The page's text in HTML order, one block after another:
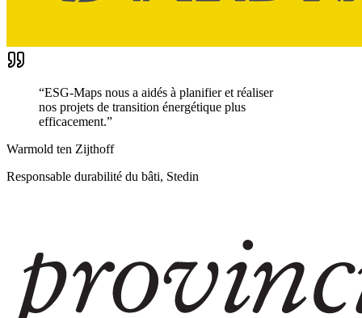
“ESG-Maps nous a aidés à planifier et réaliser
nos projets de transition énergétique plus
efficacement.”
Warmold ten Zijthoff
Responsable durabilité du bâti, Stedin